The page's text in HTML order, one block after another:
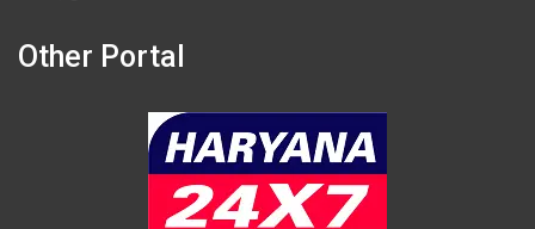
Other Portal